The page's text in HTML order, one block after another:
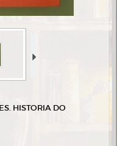
HISTORIA DO